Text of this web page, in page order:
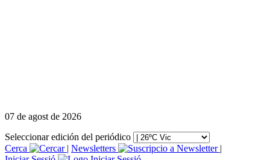
07 de agost de 2026
Seleccionar edición del periódico
Cerca
| Newsletters
|